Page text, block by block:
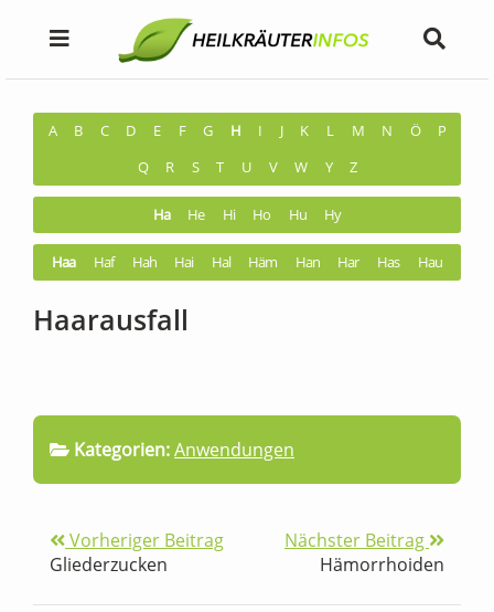
A B C D E F G H I J K L M N Ö
P
Q
R S T U V W Y Z
Ha He Hi Ho Hu Hy
Haa Haf Hah Hai Hal Häm Han Har Has Hau
Haarausfall
Kategorien:Anwendungen
Vorheriger Beitrag
Gliederzucken
Nächster Beitrag
Hämorrhoiden